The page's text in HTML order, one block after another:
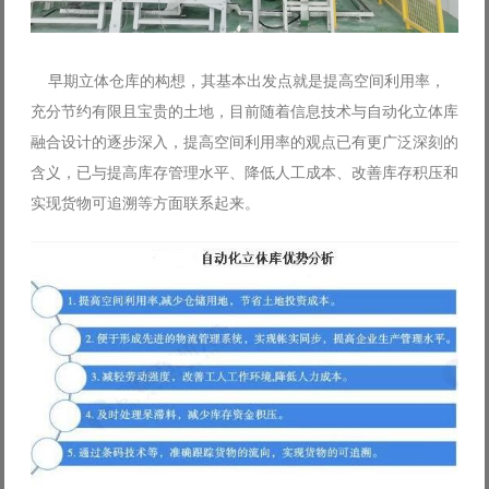
早期立体仓库的构想，其基本出发点就是提高空间利用率，
充分节约有限且宝贵的土地，目前随着信息技术与自动化立体库
融合设计的逐步深入，提高空间利用率的观点已有更广泛深刻的
含义，已与提高库存管理水平、降低人工成本、改善库存积压和
实现货物可追溯等方面联系起来。